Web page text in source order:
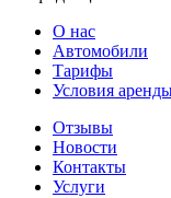
О наc
Автомобили
Тарифы
Условия
Отзывы
Новости
Контакты
Услуги